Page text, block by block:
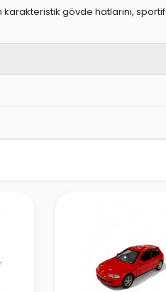
gövde hatlarını, sportif